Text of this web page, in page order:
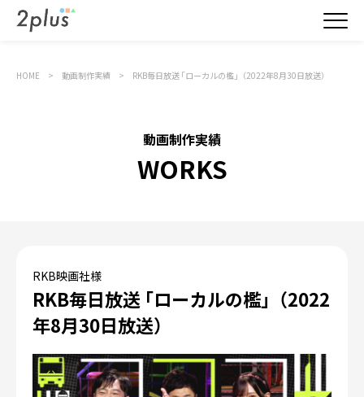
HOME 動画制作実績 RKB毎日放送 ｢ローカルの檻｣（2022年8月30日放送）
動画制作実績
WORKS
RKB映画社様
RKB毎日放送 ｢ローカルの檻｣（2022
年8月30日放送）